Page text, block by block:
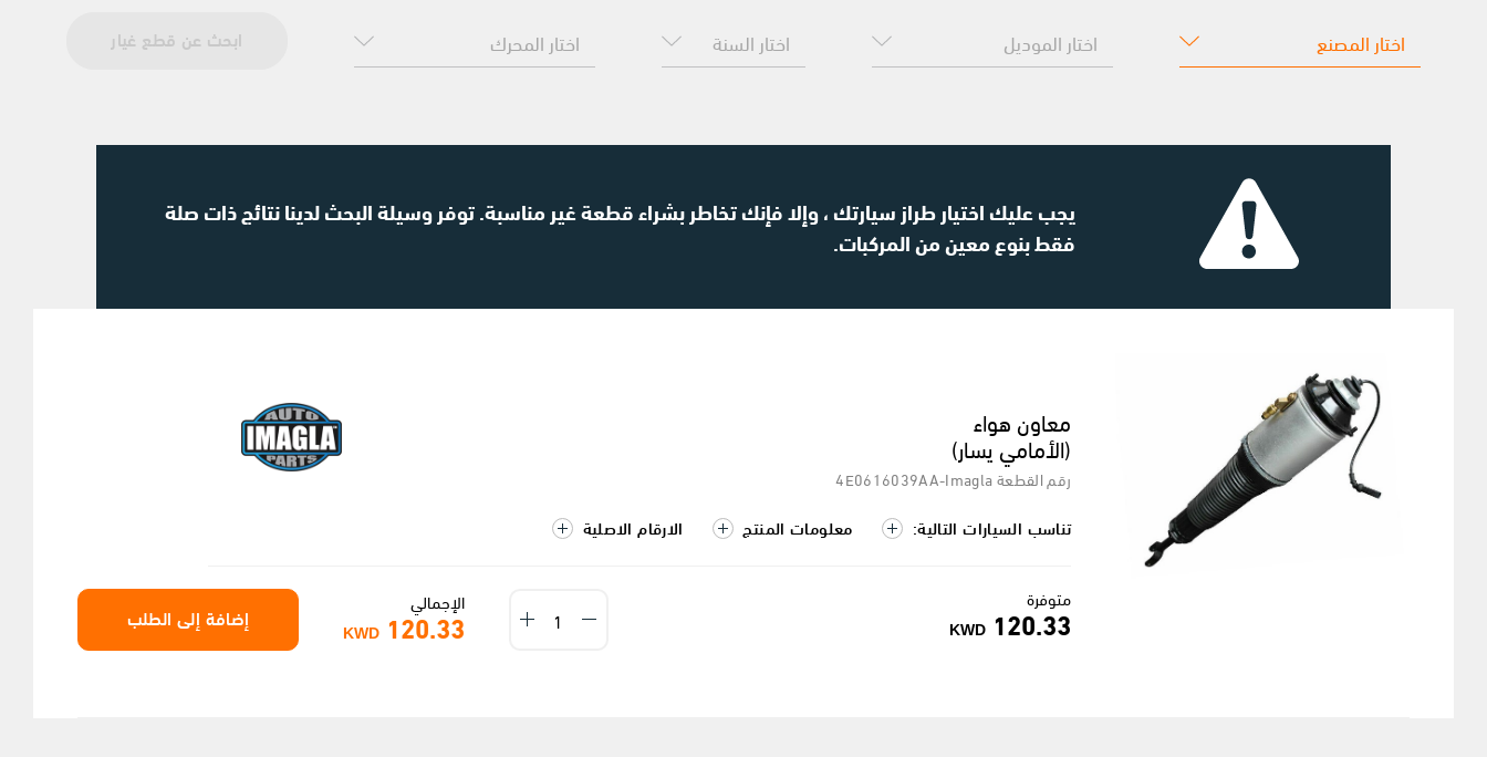
ابحث عن قطع غيار
يجب عليك اختيار طراز سيارتك ، وإلا فإنك تخاطر بشراء قطعة غير مناسبة. توفر وسيلة البحث لدينا نتائج ذات صلة
فقط بنوع معين من المركبات.
معاون هواء
(الأمامي يسار)
رقم القطعة 4E0616039AA-Imagla
تناسب السيارات التالية: معلومات المنتج الارقام الاصلية
متوفرة
120.33
KWD
الإجمالي
120.33
KWD
إضافة إلى الطلب